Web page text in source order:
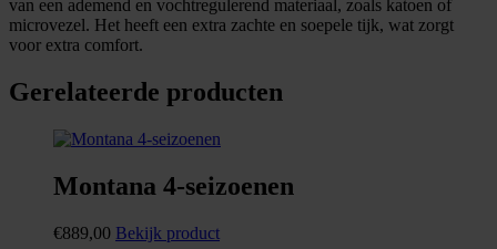
van een ademend en vochtregulerend materiaal, zoals katoen of
microvezel. Het heeft een extra zachte en soepele tijk, wat zorgt
voor extra comfort.
Gerelateerde producten
Montana 4-seizoenen
€889,00 Bekijk product